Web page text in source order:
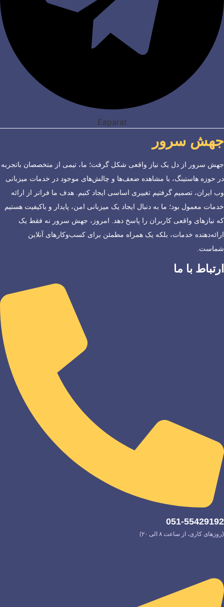
Eaparat
جهش سرور
جهش سرور از دل یک نیاز واقعی شکل گرفت؛ ما، تیمی از متخصصان باتجربه
در حوزه هاستینگ، با مشاهده ضعف‌ها و چالش‌های موجود در خدمات میزبانی
وب ایران، تصمیم گرفتیم تغییری اساسی ایجاد کنیم. هدف ما فراتر از ارائه
خدمات معمول بود؛ ما به دنبال ایجاد یک میزبانی امن، پایدار و باکیفیت هستیم
که نیازهای واقعی کاربران را پاسخ دهد. امروز، جهش سرور نه فقط یک
ارائه‌دهنده خدمات، بلکه یک همراه مطمئن برای کسب‌وکارهای آنلاین
شماست.
ارتباط با ما
051-55429192
(روزهای کاری، از ساعت ۸ الی ۲۰)